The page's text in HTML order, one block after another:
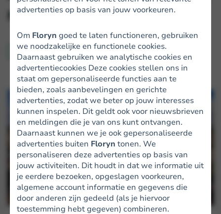
advertenties op basis van jouw voorkeuren.
Om Floryn goed te laten functioneren, gebruiken
we noodzakelijke en functionele cookies.
Daarnaast gebruiken we analytische cookies en
advertentiecookies Deze cookies stellen ons in
staat om gepersonaliseerde functies aan te
bieden, zoals aanbevelingen en gerichte
advertenties, zodat we beter op jouw interesses
kunnen inspelen. Dit geldt ook voor nieuwsbrieven
en meldingen die je van ons kunt ontvangen.
Daarnaast kunnen we je ook gepersonaliseerde
advertenties buiten Floryn tonen. We
personaliseren deze advertenties op basis van
jouw activiteiten. Dit houdt in dat we informatie uit
je eerdere bezoeken, opgeslagen voorkeuren,
algemene account informatie en gegevens die
door anderen zijn gedeeld (als je hiervoor
toestemming hebt gegeven) combineren.
naar Koningsweg 101
Bedrijfsgroei Ondernemen